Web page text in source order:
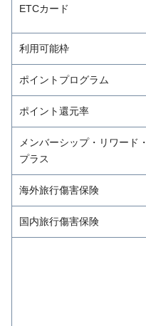
ETCカード
利用可能枠
ポイントプログラム
ポイント還元率
メンバーシップ・リワード・
プラス
海外旅行傷害保険
国内旅行傷害保険